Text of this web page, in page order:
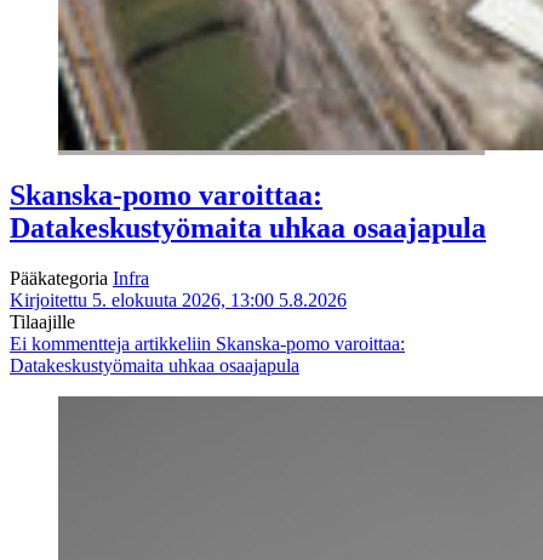
Skanska-pomo varoittaa:
Datakeskustyömaita uhkaa osaajapula
Pääkategoria Infra
Kirjoitettu 5. elokuuta 2026, 13:00 5.8.2026
Tilaajille
Ei kommentteja artikkeliin Skanska-pomo varoittaa:
Datakeskustyömaita uhkaa osaajapula